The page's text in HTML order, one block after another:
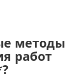
методы
работ